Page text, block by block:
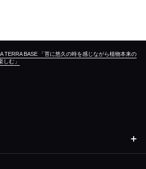
TERRA BASE 「苔に悠久の時を感じながら植物本来の
しむ」